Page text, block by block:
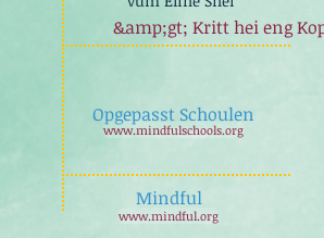
&amp;gt; Kritt hei eng
Opgepasst Schoulen
www.mindfulschools.org
Mindful
www.mindful.org